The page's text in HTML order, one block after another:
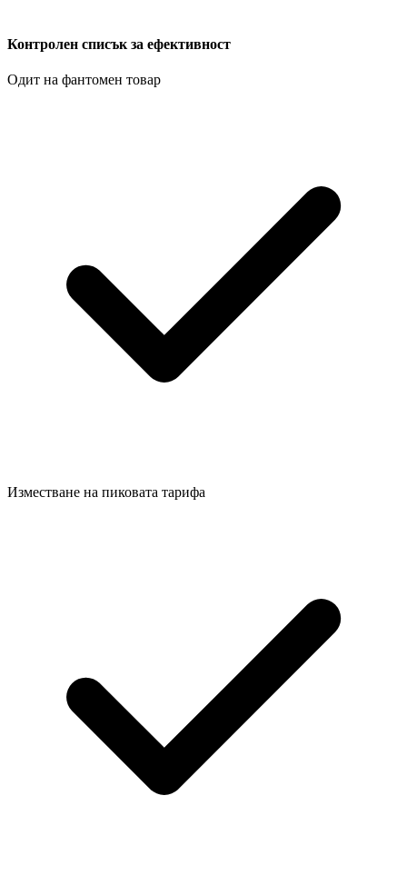
Контролен списък за ефективност
Одит на фантомен товар
Изместване на пиковата тарифа